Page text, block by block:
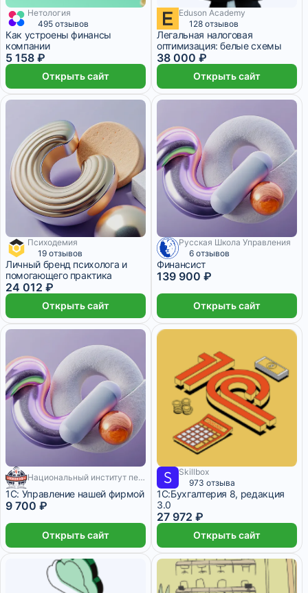
5 158 ₽/мес 1 месяц
Нетология
495 отзывов
Как устроены финансы
компании
5 158 ₽
Открыть сайт
3 166 ₽/мес 2 месяца
Eduson Academy
128 отзывов
Легальная налоговая
оптимизация: белые схемы
38 000 ₽
Открыть сайт
136 месяцев
Психодемия
19 отзывов
Личный бренд психолога и
помогающего практика
24 012 ₽
Открыть сайт
1 700 ₽/мес 7 месяцев
Русская Школа Управления
6 отзывов
Финансист
139 900 ₽
Открыть сайт
200 месяцев Национальный институт переподготовки и повышения квалификации кадров в сфере экономики и финансов
1С: Управление нашей фирмой
9 700 ₽
Открыть сайт
4 662 ₽/мес 2 месяца
Skillbox
973 отзыва
1С:Бухгалтерия 8, редакция
3.0
27 972 ₽
Открыть сайт